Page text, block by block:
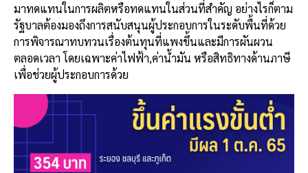
มาทดแทนในการผลิตหรือทดแทนในส่วนที่สำคัญ อย่างไรก็ตาม
รัฐบาลต้องมองถึงการสนับสนุนผู้ประกอบการในระดับพื้นที่ด้วย
การพิจารณาทบทวนเรื่องต้นทุนที่แพงขึ้นและมีการผันผวน
ตลอดเวลา โดยเฉพาะค่าไฟฟ้า,ค่าน้ำมัน หรือสิทธิทางด้านภาษี
เพื่อช่วยผู้ประกอบการด้วย